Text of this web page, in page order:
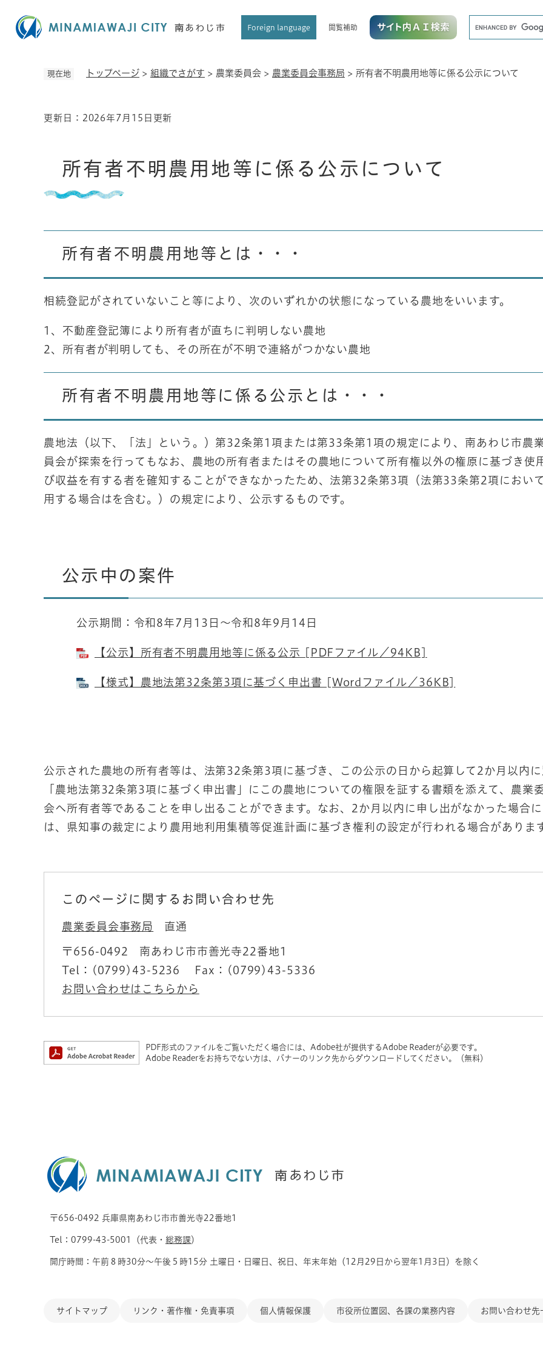
Foreign language 閲覧補助
ド
現在地 トップページ > 組織でさがす > 農業委員会 > 農業委員会事務局 > 所有者不明農用地等に係る公示について
本
更新日：2026年7月15日更新
所有者不明農用地等に係る公示について
所有者不明農用地等とは・・・
相続登記がされていないこと等により、次のいずれかの状態になっている農地をいいます。
1、不動産登記簿により所有者が直ちに判明しない農地
2、所有者が判明しても、その所在が不明で連絡がつかない農地
所有者不明農用地等に係る公示とは・・・
農地法（以下、「法」という。）第32条第1項または第33条第1項の規定により、南あわじ市農
員会が探索を行ってもなお、農地の所有者またはその農地について所有権以外の権原に基づき使
び収益を有する者を確知することができなかったため、法第32条第3項（法第33条第2項におい
用する場合はを含む。）の規定により、公示するものです。
公示中の案件
公示期間：令和8年7月13日～令和8年9月14日
【公示】所有者不明農用地等に係る公示 [PDFファイル／94KB]
【様式】農地法第32条第3項に基づく申出書 [Wordファイル／36KB]
公示された農地の所有者等は、法第32条第3項に基づき、この公示の日から起算して2か月以内
「農地法第32条第3項に基づく申出書」にこの農地についての権限を証する書類を添えて、農業
会へ所有者等であることを申し出ることができます。なお、2か月以内に申し出がなかった場合に
は、県知事の裁定により農用地利用集積等促進計画に基づき権利の設定が行われる場合がありま
このページに関するお問い合わせ先
農業委員会事務局 直通
〒656-0492
南あわじ市市善光寺22番地1
Tel：(0799)43-5236
Fax：(0799)43-5336
お問い合わせはこちらから
PDF形式のファイルをご覧いただく場合には、Adobe社が提供するAdobe Readerが必要です。
Adobe Readerをお持ちでない方は、バナーのリンク先からダウンロードしてください。（無料）
〒656-0492 兵庫県南あわじ市市善光寺22番地1
Tel：0799-43-5001（代表・ 総務課）
開庁時間：午前８時30分～午後５時15分 土曜日・日曜日、祝日、年末年始（12月29日から翌年1月3日）を除く
サイトマップ リンク・著作権・免責事項 個人情報保護 市役所位置図、各課の業務内容 お問い合わせ先